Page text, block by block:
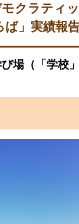
クラティ
」実績報
場（「学校